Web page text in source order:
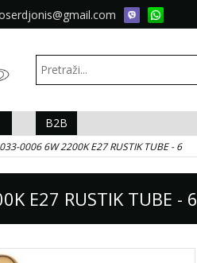
B2B
0006 6W 2200K E27 RUSTIK TUBE - 6
E27 RUSTIK TUBE - 6